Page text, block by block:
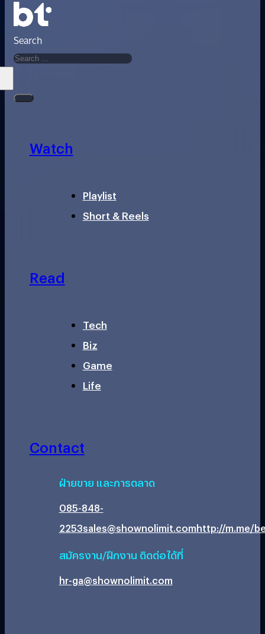
Search
Watch
Playlist
Short & Reels
Read
Tech
Biz
Game
Life
Contact
ฝ่ายขาย และการตลาด
085-848-
2253sales@shownolimit.comhttp://m.me/
สมัครงาน/ฝึกงาน ติดต่อได้ที่
hr-ga@shownolimit.com